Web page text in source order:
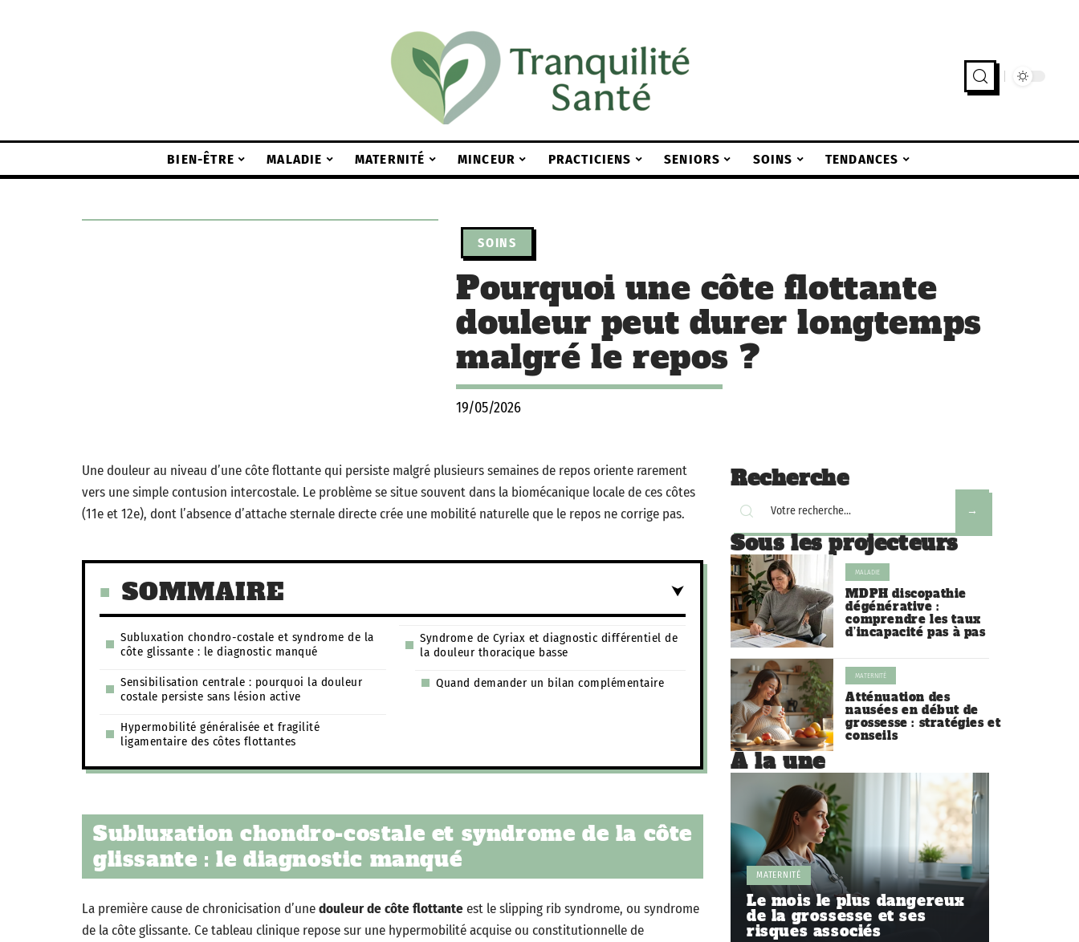
BIEN-ÊTRE MALADIE MATERNITÉ MINCEUR PRACTICIENS SENIORS SOINS TENDANCES
SOINS
Pourquoi une côte flottante
douleur peut durer longtemps
malgré le repos ?
19/05/2026
Une douleur au niveau d’une côte flottante qui persiste malgré plusieurs semaines de repos oriente rarement
vers une simple contusion intercostale. Le problème se situe souvent dans la biomécanique locale de ces côtes
(11e et 12e), dont l’absence d’attache sternale directe crée une mobilité naturelle que le repos ne corrige pas.
SOMMAIRE
Subluxation chondro-costale et syndrome de la
côte glissante : le diagnostic manqué
Sensibilisation centrale : pourquoi la douleur
costale persiste sans lésion active
Hypermobilité généralisée et fragilité
ligamentaire des côtes flottantes
Syndrome de Cyriax et diagnostic différentiel de
la douleur thoracique basse
Quand demander un bilan complémentaire
Subluxation chondro-costale et syndrome de la côte
glissante : le diagnostic manqué
La première cause de chronicisation d’unedouleur de côte flottanteest le slipping rib syndrome, ou syndrome
de la côte glissante. Ce tableau clinique repose sur une hypermobilité acquise ou constitutionnelle de
Recherche
Sous les projecteurs
MALADIE
MDPH discopathie
dégénérative :
comprendre les taux
d’incapacité pas à pas
MATERNITÉ
Atténuation des
nausées en début de
grossesse : stratégies et
conseils
À la une
MATERNITÉ
Le mois le plus dangereux
de la grossesse et ses
risques associés